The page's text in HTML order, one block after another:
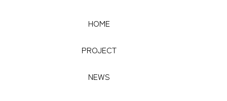
HOME
PROJECT
NEWS